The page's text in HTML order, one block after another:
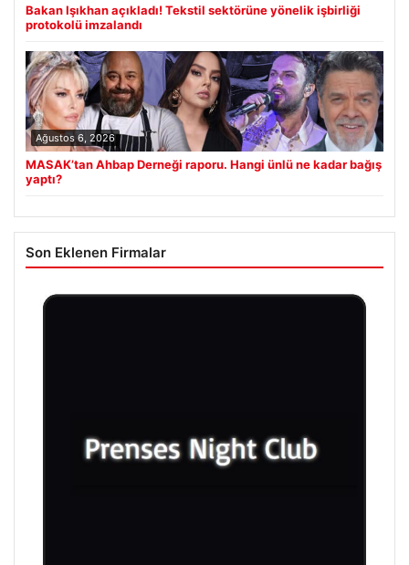
Bakan Işıkhan açıkladı! Tekstil sektörüne yönelik işbirliği
protokolü imzalandı
Ağustos 6, 2026
MASAK’tan Ahbap Derneği raporu. Hangi ünlü ne kadar bağış
yaptı?
Son Eklenen Firmalar